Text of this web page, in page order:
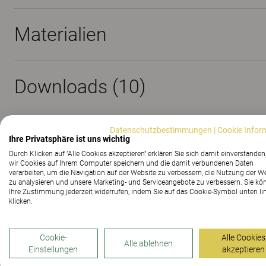
Materialien
Downloads (10)
Alba
Dieser elegante und bequeme Stuhl zeichnet sich
Entwicklung stand unter dem Motto
Schönheit in der Schlichtheit! Und das macht sich
Datenschutzbestimmungen |Cookie
Ihre Privatsphäre ist uns wichtig
Durch Klicken auf "Alle Cookies akzeptieren" erklären Sie sich damit
wir Cookies auf Ihrem Computer speichern und die damit verbundenen Daten
verarbeiten, um die Navigation auf der Website zu verbessern, die Nutzung der
zu analysieren und unsere Marketing- und Serviceangebote zu verbessern. Sie
Ihre Zustimmung jederzeit widerrufen, indem Sie auf das Cookie-Symbol unten
klicken.
Cookie-
Einstellungen
Alle ablehnen
Alle Cookies
akzeptieren